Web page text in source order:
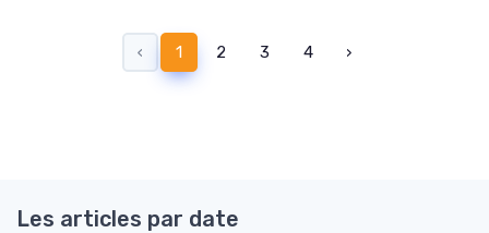
‹ 1 2 3 4 ›
Les articles par date